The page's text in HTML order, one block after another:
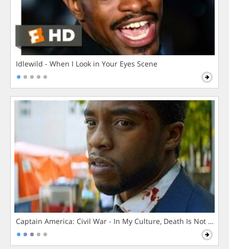
Idlewild - When I Look in Your Eyes Scene
Captain America: Civil War - In My Culture, Death Is Not The